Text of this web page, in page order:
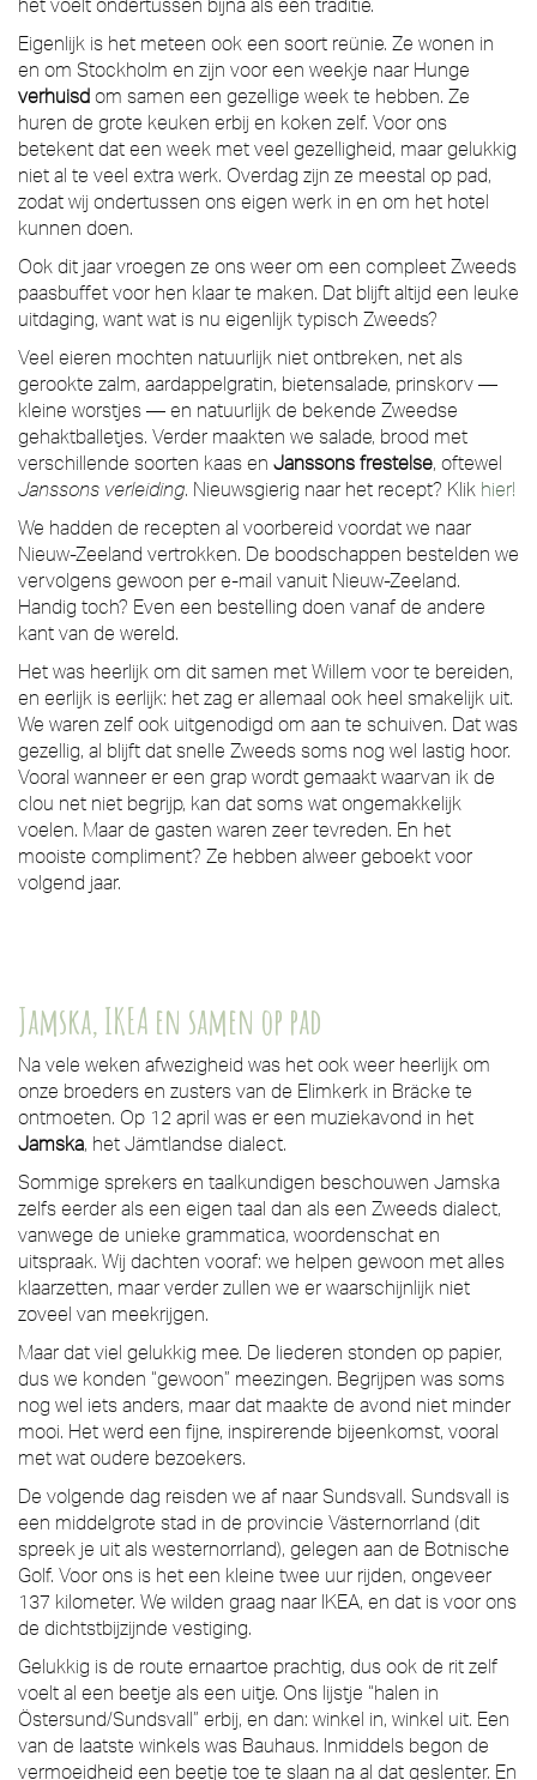
het voelt ondertussen bijna als een traditie.
Eigenlijk is het meteen ook een soort reünie. Ze wonen in
en om Stockholm en zijn voor een weekje naar Hunge
verhuisd om samen een gezellige week te hebben. Ze
huren de grote keuken erbij en koken zelf. Voor ons
betekent dat een week met veel gezelligheid, maar gelukkig
niet al te veel extra werk. Overdag zijn ze meestal op pad,
zodat wij ondertussen ons eigen werk in en om het hotel
kunnen doen.
Ook dit jaar vroegen ze ons weer om een compleet Zweeds
paasbuffet voor hen klaar te maken. Dat blijft altijd een leuke
uitdaging, want wat is nu eigenlijk typisch Zweeds?
Veel eieren mochten natuurlijk niet ontbreken, net als
gerookte zalm, aardappelgratin, bietensalade, prinskorv —
kleine worstjes — en natuurlijk de bekende Zweedse
gehaktballetjes. Verder maakten we salade, brood met
verschillende soorten kaas en Janssons frestelse, oftewel
Janssons verleiding. Nieuwsgierig naar het recept? Klik hier!
We hadden de recepten al voorbereid voordat we naar
Nieuw-Zeeland vertrokken. De boodschappen bestelden we
vervolgens gewoon per e-mail vanuit Nieuw-Zeeland.
Handig toch? Even een bestelling doen vanaf de andere
kant van de wereld.
Het was heerlijk om dit samen met Willem voor te bereiden,
en eerlijk is eerlijk: het zag er allemaal ook heel smakelijk uit.
We waren zelf ook uitgenodigd om aan te schuiven. Dat was
gezellig, al blijft dat snelle Zweeds soms nog wel lastig hoor.
Vooral wanneer er een grap wordt gemaakt waarvan ik de
clou net niet begrijp, kan dat soms wat ongemakkelijk
voelen. Maar de gasten waren zeer tevreden. En het
mooiste compliment? Ze hebben alweer geboekt voor
volgend jaar.
Jamska, IKEA en samen op pad
Na vele weken afwezigheid was het ook weer heerlijk om
onze broeders en zusters van de Elimkerk in Bräcke te
ontmoeten. Op 12 april was er een muziekavond in het
Jamska, het Jämtlandse dialect.
Sommige sprekers en taalkundigen beschouwen Jamska
zelfs eerder als een eigen taal dan als een Zweeds dialect,
vanwege de unieke grammatica, woordenschat en
uitspraak. Wij dachten vooraf: we helpen gewoon met alles
klaarzetten, maar verder zullen we er waarschijnlijk niet
zoveel van meekrijgen.
Maar dat viel gelukkig mee. De liederen stonden op papier,
dus we konden “gewoon” meezingen. Begrijpen was soms
nog wel iets anders, maar dat maakte de avond niet minder
mooi. Het werd een fijne, inspirerende bijeenkomst, vooral
met wat oudere bezoekers.
De volgende dag reisden we af naar Sundsvall. Sundsvall is
een middelgrote stad in de provincie Västernorrland (dit
spreek je uit als westernorrland), gelegen aan de Botnische
Golf. Voor ons is het een kleine twee uur rijden, ongeveer
137 kilometer. We wilden graag naar IKEA, en dat is voor ons
de dichtstbijzijnde vestiging.
Gelukkig is de route ernaartoe prachtig, dus ook de rit zelf
voelt al een beetje als een uitje. Ons lijstje “halen in
Östersund/Sundsvall” erbij, en dan: winkel in, winkel uit. Een
van de laatste winkels was Bauhaus. Inmiddels begon de
vermoeidheid een beetje toe te slaan na al dat geslenter. En